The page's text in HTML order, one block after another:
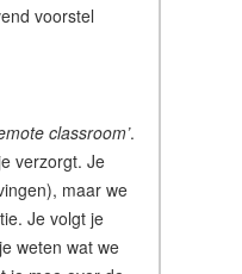
voorstel
classroom’.
verzorgt. Je
maar we
Je volgt je
weten wat we